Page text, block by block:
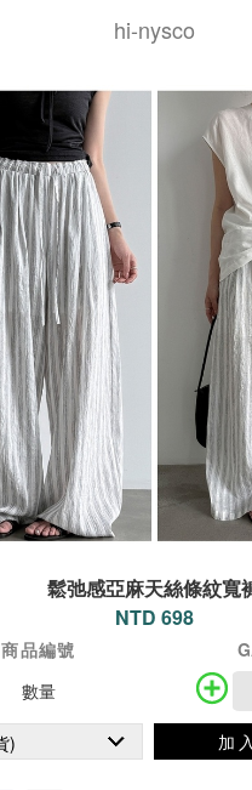
hi-nysco
鬆弛感亞麻天絲條紋寬
NTD 698
商品編號
數量
加